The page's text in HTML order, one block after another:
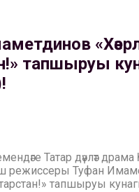
тапшыруы
Татар дәүләт
режиссеры Туфан
тапшыруы